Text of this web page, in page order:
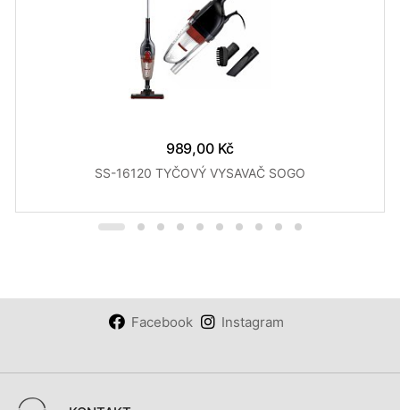
989,00 Kč
SS-16120 TYČOVÝ VYSAVAČ SOGO
Facebook Instagram